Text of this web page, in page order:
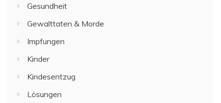
Gesundheit
Gewalttaten & Morde
Impfungen
Kinder
Kindesentzug
Lösungen